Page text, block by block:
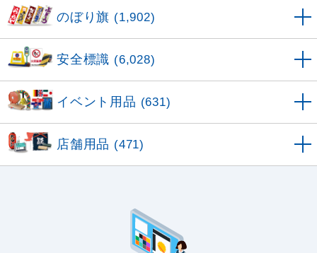
のぼり旗 (1,902)
安全標識 (6,028)
イベント用品 (631)
店舗用品 (471)